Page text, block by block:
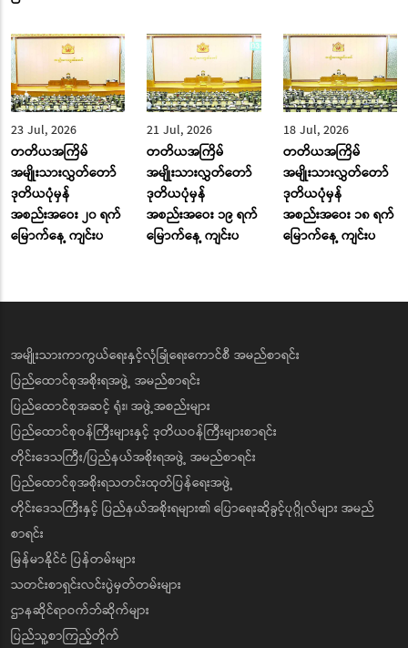
23 Jul, 2026
တတိယအကြိမ်
အမျိုးသားလွှတ်တော်
ဒုတိယပုံမှန်
အစည်းအဝေး ၂၀ ရက်
မြောက်နေ့ ကျင်းပ
21 Jul, 2026
တတိယအကြိမ်
အမျိုးသားလွှတ်တော်
ဒုတိယပုံမှန်
အစည်းအဝေး ၁၉ ရက်
မြောက်နေ့ ကျင်းပ
18 Jul, 2026
တတိယအကြိမ်
အမျိုးသားလွှတ်တော်
ဒုတိယပုံမှန်
အစည်းအဝေး ၁၈ ရက်
မြောက်နေ့ ကျင်းပ
အမျိုးသားကာကွယ်ရေးနှင့်လုံခြုံရေးကောင်စီ အမည်စာရင်း
ပြည်ထောင်စုအစိုးရအဖွဲ့ အမည်စာရင်း
ပြည်ထောင်စုအဆင့် ရုံး၊ အဖွဲ့အစည်းများ
ပြည်ထောင်စုဝန်ကြီးများနှင့် ဒုတိယဝန်ကြီးများစာရင်း
တိုင်းဒေသကြီး/ပြည်နယ်အစိုးရအဖွဲ့ အမည်စာရင်း
ပြည်ထောင်စုအစိုးရသတင်းထုတ်ပြန်ရေးအဖွဲ့
တိုင်းဒေသကြီးနှင့် ပြည်နယ်အစိုးရများ၏ ပြောရေးဆိုခွင့်ပုဂ္ဂိုလ်များ အမည်
စာရင်း
မြန်မာနိုင်ငံ ပြန်တမ်းများ
သတင်းစာရှင်းလင်းပွဲမှတ်တမ်းများ
ဌာနဆိုင်ရာဝက်ဘ်ဆိုက်များ
ပြည်သူ့စာကြည့်တိုက်